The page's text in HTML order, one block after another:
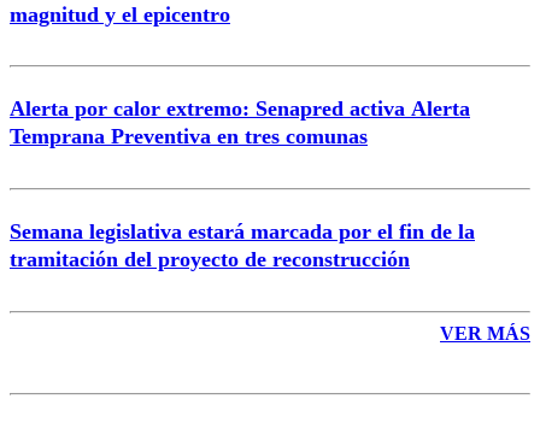
magnitud y el epicentro
Alerta por calor extremo: Senapred activa Alerta
Temprana Preventiva en tres comunas
Semana legislativa estará marcada por el fin de la
tramitación del proyecto de reconstrucción
VER MÁS